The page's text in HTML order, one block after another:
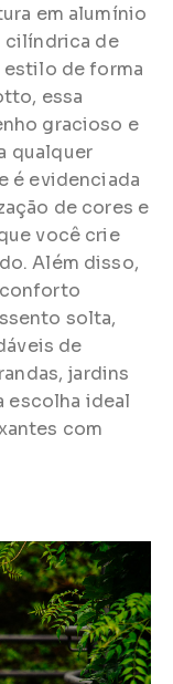
em alumínio
cilíndrica de
estilo de forma
essa
gracioso e
qualquer
é evidenciada
de cores e
você crie
Além disso,
solta,
de
jardins
escolha ideal
com